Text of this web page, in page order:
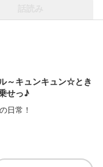
～キュンキュン☆とき
せっ♪
日常！